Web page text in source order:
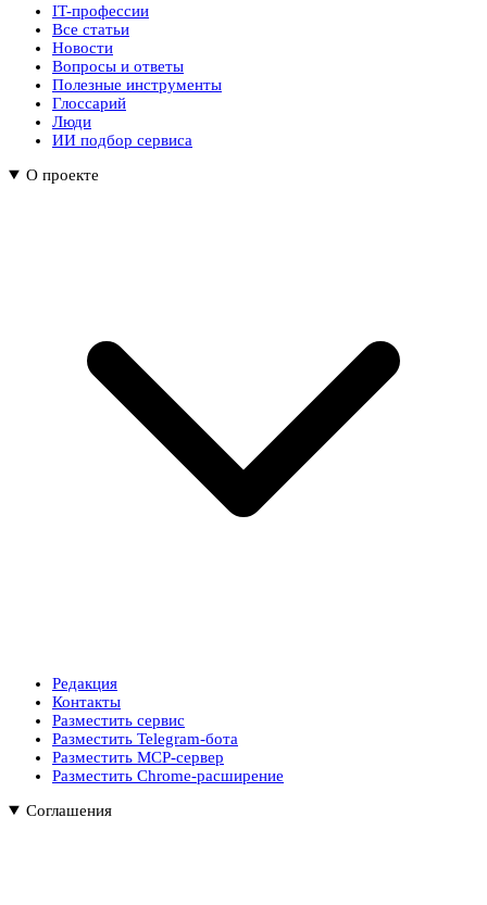
IT-профессии
Все статьи
Новости
Вопросы и ответы
Полезные инструменты
Глоссарий
Люди
ИИ подбор сервиса
О проекте
Редакция
Контакты
Разместить сервис
Разместить Telegram-бота
Разместить MCP-сервер
Разместить Chrome-расширение
Соглашения